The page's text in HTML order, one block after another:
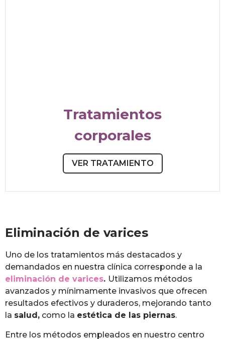
Tratamientos
corporales
VER TRATAMIENTO
Eliminación de varices
Uno de los tratamientos más destacados y
demandados en nuestra clínica corresponde a la
eliminación de varices. Utilizamos métodos
avanzados y mínimamente invasivos que ofrecen
resultados efectivos y duraderos, mejorando tanto
la salud, como la estética de las piernas.
Entre los métodos empleados en nuestro centro